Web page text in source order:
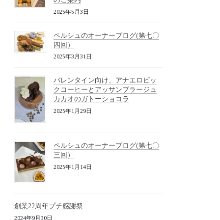
2025年5月3日
ペルシュのオーナーブログ(第七〇
四回）
2025年3月31日
バレンタイン向け、アナエロビッ
クコーヒーとアッサンブラージュ
カカオのガトーショコラ
2025年1月29日
ペルシュのオーナーブログ(第七〇
三回）
2025年1月14日
創業22周年プチ感謝祭
2024年9月30日